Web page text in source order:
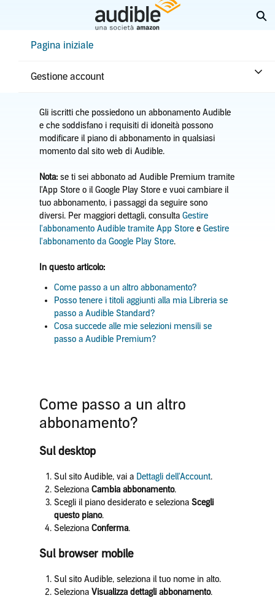
principalePagina iniziale
Gestione account
Pagina iniziale
Cambiare abbonamento
Gli iscritti che possiedono un abbonamento Audible
e che soddisfano i requisiti di idoneità possono
modificare il piano di abbonamento in qualsiasi
momento dal sito web di Audible.
Nota: se ti sei abbonato ad Audible Premium tramite
l'App Store o il Google Play Store e vuoi cambiare il
tuo abbonamento, i passaggi da seguire sono
diversi. Per maggiori dettagli, consulta Gestire
l'abbonamento Audible tramite App Storee Gestire
l'abbonamento da Google Play Store.
In questo articolo:
Come passo a un altro abbonamento?
Posso tenere i titoli aggiunti alla mia Libreria se
passo a Audible Standard?
Cosa succede alle mie selezioni mensili se
passo a Audible Premium?
Come passo a un altro
abbonamento?
Sul desktop
Sul sito Audible, vai a Dettagli dell'Account.
Seleziona Cambia abbonamento.
Scegli il piano desiderato e seleziona Scegli
questo piano.
Seleziona Conferma.
Sul browser mobile
Sul sito Audible, seleziona il tuo nome in alto.
Seleziona Visualizza dettagli abbonamento.